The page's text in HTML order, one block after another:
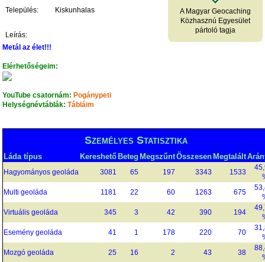
A Magyar Geocaching
Közhasznú Egyesület
pártoló tagja
Település:
Kiskunhalas
Leírás:
Metál az élet!!!
Elérhetőségeim:
YouTube csatornám: Pogánypeti
Helységnévtáblák: Tábláim
Személyes Statisztika
Láda típus Kereshető Beteg MegszűntÖsszesen Megtalált
Hagyományos geoláda 3081 65 197 3343 1533
Multi geoláda
1181 22 60 1263 675
Virtuális geoláda
345 3 42 390 194
Esemény geoláda
41 1 178 220 70
Mozgó geoláda
25 16 2 43 38